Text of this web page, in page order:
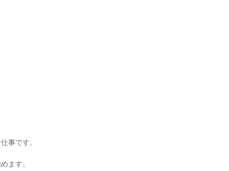
事です。
ます。